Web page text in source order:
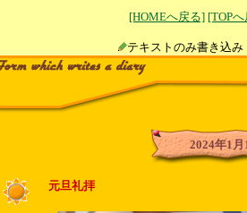
[HOMEへ戻る] [TOP
テキストのみ書
2024年1月
元旦礼拝